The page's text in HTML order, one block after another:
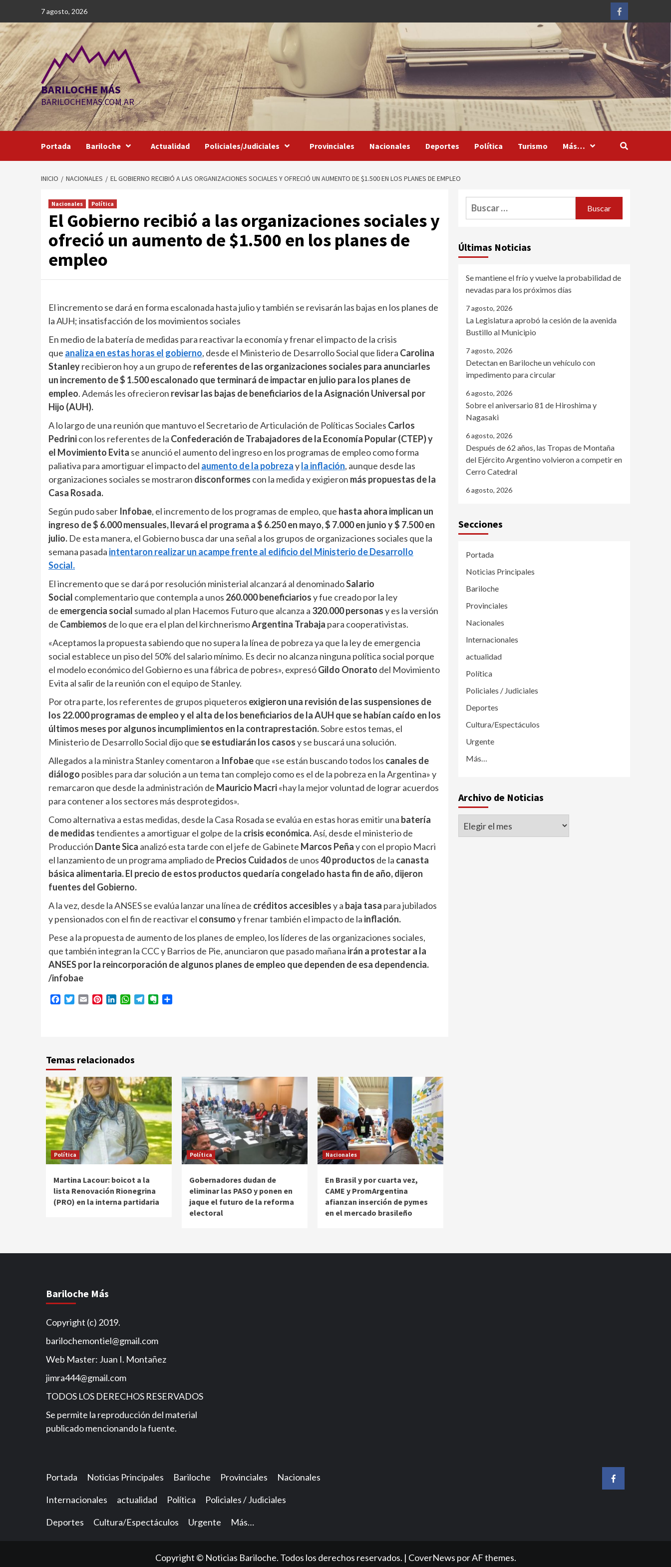
contenido
7 agosto, 2026
Facebook
BARILOCHE MÁS
BARILOCHEMAS.COM.AR
Portada Bariloche Actualidad Policiales/Judiciales Provinciales Nacionales Deportes Política Turismo Más…
INICIO NACIONALES EL GOBIERNO RECIBIÓ A LAS ORGANIZACIONES SOCIALES Y OFRECIÓ UN AUMENTO DE $1.500 EN LOS PLANES DE EMPLEO
Nacionales Política
El Gobierno recibió a las organizaciones sociales y
ofreció un aumento de $1.500 en los planes de
empleo
El incremento se dará en forma escalonada hasta julio y también se revisarán las bajas en los planes de
la AUH; insatisfacción de los movimientos sociales
En medio de la batería de medidas para reactivar la economía y frenar el impacto de la crisis
que analiza en estas horas el gobierno, desde el Ministerio de Desarrollo Social que lidera Carolina
Stanleyrecibieron hoy a un grupo de referentes de las organizaciones sociales para anunciarles
un incremento de $ 1.500 escalonado que terminará de impactar en julio para los planes de
empleo. Además les ofrecieron revisar las bajas de beneficiarios de la Asignación Universal por
Hijo (AUH).
A lo largo de una reunión que mantuvo el Secretario de Articulación de Políticas Sociales Carlos
Pedrinicon los referentes de la Confederación de Trabajadores de la Economía Popular (CTEP) y
el Movimiento Evita se anunció el aumento del ingreso en los programas de empleo como forma
paliativa para amortiguar el impacto del aumento de la pobrezayla inflación, aunque desde las
organizaciones sociales se mostraron disconformes con la medida y exigieron más propuestas de la
Casa Rosada.
Según pudo saber Infobae, el incremento de los programas de empleo, que hasta ahora implican un
ingreso de $ 6.000 mensuales, llevará el programa a $ 6.250 en mayo, $ 7.000 en junio y $ 7.500 en
julio. De esta manera, el Gobierno busca dar una señal a los grupos de organizaciones sociales que la
semana pasada intentaron realizar un acampe frente al edificio del Ministerio de Desarrollo
Social.
El incremento que se dará por resolución ministerial alcanzará al denominadoSalario
Social complementario que contempla a unos 260.000 beneficiariosy fue creado por la ley
de emergencia social sumado al plan Hacemos Futuro que alcanza a 320.000 personasy es la versión
de Cambiemos de lo que era el plan del kirchnerismoArgentina Trabaja para cooperativistas.
«Aceptamos la propuesta sabiendo que no supera la línea de pobreza ya que la ley de emergencia
social establece un piso del 50% del salario mínimo. Es decir no alcanza ninguna política social porque
el modelo económico del Gobierno es una fábrica de pobres», expresóGildo Onorato del Movimiento
Evita al salir de la reunión con el equipo de Stanley.
Por otra parte, los referentes de grupos piqueteros exigieron una revisión de las suspensiones de
los 22.000 programas de empleo y el alta de los beneficiarios de la AUH que se habían caído en los
últimos meses por algunos incumplimientos en la contraprestación.Sobre estos temas, el
Ministerio de Desarrollo Social dijo que se estudiarán los casosy se buscará una solución.
Allegados a la ministra Stanley comentaron a Infobaeque «se están buscando todos los canales de
diálogo posibles para dar solución a un tema tan complejo como es el de la pobreza en la Argentina» y
remarcaron que desde la administración de Mauricio Macri«hay la mejor voluntad de lograr acuerdos
para contener a los sectores más desprotegidos».
Como alternativa a estas medidas, desde la Casa Rosada se evalúa en estas horas emitir una batería
de medidastendientes a amortiguar el golpe de la crisis económica.Así, desde el ministerio de
Producción Dante Sica analizó esta tarde con el jefe de Gabinete Marcos Peñay con el propio Macri
el lanzamiento de un programa ampliado de Precios Cuidados de unos40 productos de la canasta
básica alimentaria.El precio de estos productos quedaría congelado hasta fin de año, dijeron
fuentes del Gobierno.
A la vez, desde la ANSES se evalúa lanzar una línea de créditos accesiblesy a baja tasa para jubilados
y pensionados con el fin de reactivar el consumoy frenar también el impacto de la inflación.
Pese a la propuesta de aumento de los planes de empleo, los líderes de las organizaciones sociales,
que también integran la CCC y Barrios de Pie, anunciaron que pasado mañana irán a protestar a la
ANSES por la reincorporación de algunos planes de empleo que dependen de esa dependencia.
/infobae
Facebook
Twitter
Email PinterestLinkedInWhatsApp
TelegramEvernote
Temas relacionados
Política
Martina Lacour: boicot a la
lista Renovación Rionegrina
(PRO) en la interna partidaria
Política
Gobernadores dudan de
eliminar las PASO y ponen en
jaque el futuro de la reforma
electoral
Nacionales
En Brasil y por cuarta vez,
CAME y PromArgentina
afianzan inserción de pymes
en el mercado brasileño
Buscar:
Últimas Noticias
Se mantiene el frío y vuelve la probabilidad de
nevadas para los próximos días
7 agosto, 2026
La Legislatura aprobó la cesión de la avenida
Bustillo al Municipio
7 agosto, 2026
Detectan en Bariloche un vehículo con
impedimento para circular
6 agosto, 2026
Sobre el aniversario 81 de Hiroshima y
Nagasaki
6 agosto, 2026
Después de 62 años, las Tropas de Montaña
del Ejército Argentino volvieron a competir en
Cerro Catedral
6 agosto, 2026
Secciones
Portada
Noticias Principales
Bariloche
Provinciales
Nacionales
Internacionales
actualidad
Política
Policiales / Judiciales
Deportes
Cultura/Espectáculos
Urgente
Más…
Archivo de Noticias
Archivo
Bariloche Más
Copyright (c) 2019.
barilochemontiel@gmail.com
Web Master: Juan I. Montañez
jimra444@gmail.com
TODOS LOS DERECHOS RESERVADOS
Se permite la reproducción del material
publicado mencionando la fuente.
Portada Noticias Principales Bariloche Provinciales Nacionales
Internacionales actualidad Política Policiales / Judiciales
Deportes Cultura/Espectáculos Urgente Más…
Facebook
Copyright © Noticias Bariloche. Todos los derechos reservados. | CoverNews por AF themes.